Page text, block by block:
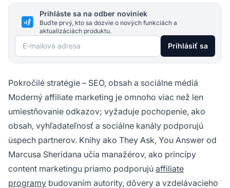
Prihláste sa na odber noviniek
Buďte prvý, kto sa dozvie o nových funkciách a
aktualizáciách produktu.
E-mailová adresa Prihlásiť sa
Pokročilé stratégie – SEO, obsah a sociálne médiá
Moderný affiliate marketing je omnoho viac než len
umiestňovanie odkazov; vyžaduje pochopenie, ako
obsah, vyhľadateľnosť a sociálne kanály podporujú
úspech partnerov. Knihy ako They Ask, You Answer od
Marcusa Sheridana učia manažérov, ako princípy
content marketingu priamo podporujú affiliate
programy budovaním autority, dôvery a vzdelávacieho